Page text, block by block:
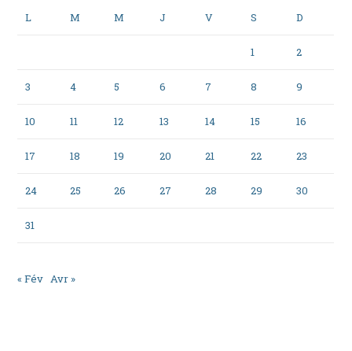
L
M M J V S D
1 2
3 4 5 6 7 8 9
10 11 12 13 14 15 16
17 18 19 20 21 22 23
24 25 26 27 28 29 30
31
« Fév Avr »